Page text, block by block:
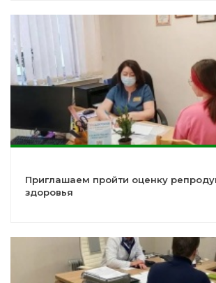
Приглашаем пройти оценку
здоровья